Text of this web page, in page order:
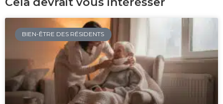
BIEN-ÊTRE DES RÉSIDENTS